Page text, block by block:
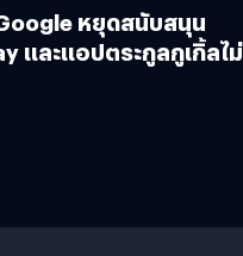
หยุดสนับสนุน
และแอปตระกูลกูเกิ้ลไม่